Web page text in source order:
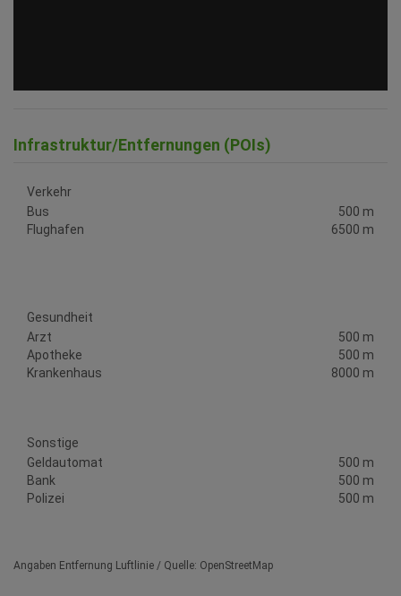
Infrastruktur/Entfernungen (POIs)
Verkehr
Bus
500 m
Flughafen
6500 m
Gesundheit
Arzt
500 m
Apotheke
500 m
Krankenhaus
8000 m
Sonstige
Geldautomat
500 m
Bank
500 m
Polizei
500 m
Angaben Entfernung Luftlinie / Quelle: OpenStreetMap